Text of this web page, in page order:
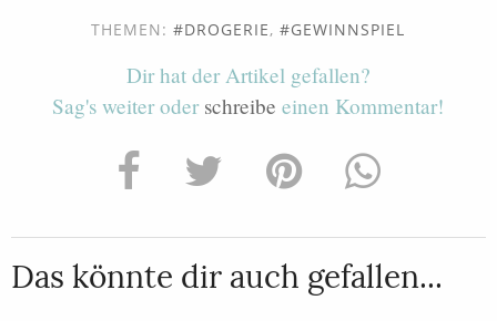
THEMEN: DROGERIE, GEWINNSPIEL
Dir hat der Artikel gefallen?
Sag's weiter oder schreibe einen Kommentar!
Das könnte dir auch gefallen...